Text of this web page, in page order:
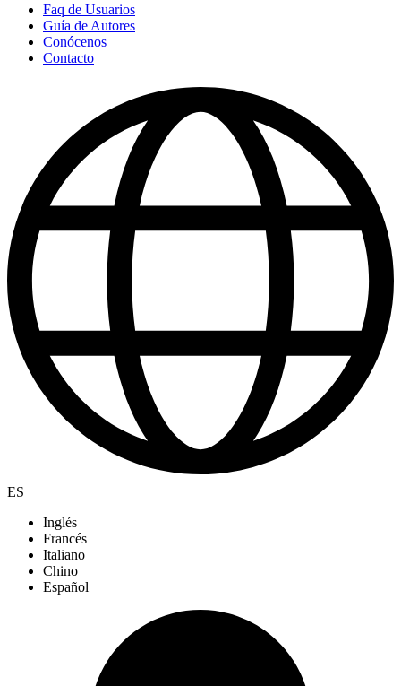
Faq de Usuarios
Guía de Autores
Conócenos
Contacto
ES
Inglés
Francés
Italiano
Chino
Español